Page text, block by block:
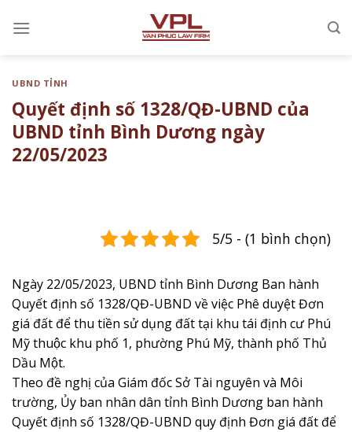
đến
UBND TỈNH
Quyết định số 1328/QĐ-UBND của
UBND tỉnh Bình Dương ngày
22/05/2023
5/5 - (1 bình chọn)
Ngày 22/05/2023, UBND tỉnh Bình Dương Ban hành
Quyết định số 1328/QĐ-UBND về việc ​​Phê duyệt Đơn
giá đất để thu tiền sử dụng đất tại khu tái định cư Phú
Mỹ thuộc khu phố 1, phường Phú Mỹ, thành phố Thủ
Dầu Một.
Theo đề nghị của Giám đốc Sở Tài nguyên và Môi
trường, Ủy ban nhân dân tỉnh Bình Dương ban hành
Quyết định số 1328/QĐ-UBND quy định Đơn giá đất để